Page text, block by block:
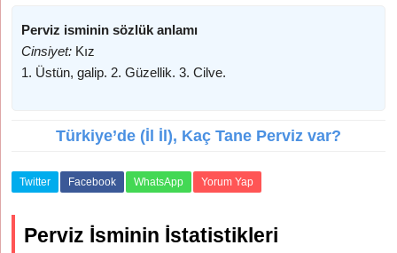
Perviz isminin sözlük anlamı
Cinsiyet: Kız
1. Üstün, galip. 2. Güzellik. 3. Cilve.
Türkiye’de (İl İl), Kaç Tane Perviz var?
Twitter Facebook WhatsApp Yorum Yap
Perviz İsminin İstatistikleri